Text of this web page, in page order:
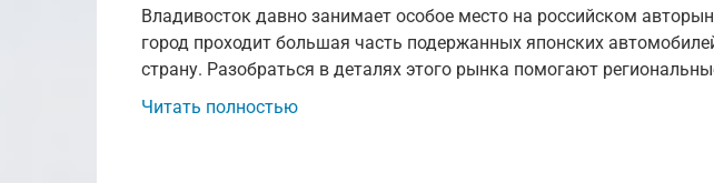
Владивосток давно занимает особое место на российском
город проходит большая часть подержанных японских
страну. Разобраться в деталях этого рынка помогают
Читать полностью